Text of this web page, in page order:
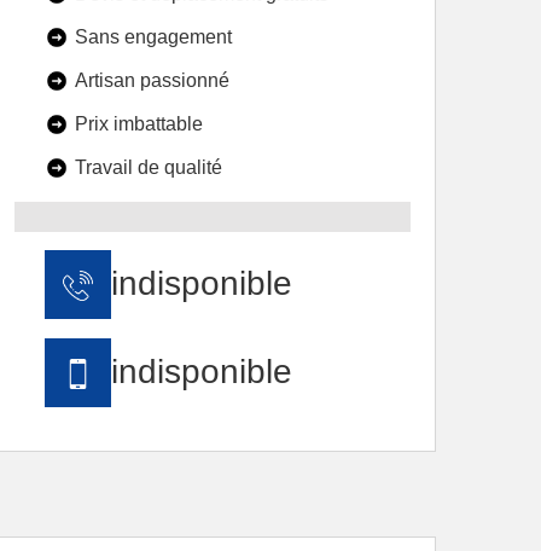
Sans engagement
Artisan passionné
Prix imbattable
Travail de qualité
indisponible
indisponible